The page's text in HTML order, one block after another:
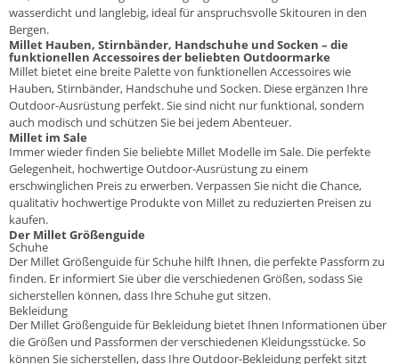
wasserdicht und langlebig, ideal für anspruchsvolle Skitouren in den
Bergen.
Millet Hauben, Stirnbänder, Handschuhe und Socken – die
funktionellen Accessoires der beliebten Outdoormarke
Millet bietet eine breite Palette von funktionellen Accessoires wie
Hauben, Stirnbänder, Handschuhe und Socken. Diese ergänzen Ihre
Outdoor-Ausrüstung perfekt. Sie sind nicht nur funktional, sondern
auch modisch und schützen Sie bei jedem Abenteuer.
Millet im Sale
Immer wieder finden Sie beliebte Millet Modelle im Sale. Die perfekte
Gelegenheit, hochwertige Outdoor-Ausrüstung zu einem
erschwinglichen Preis zu erwerben. Verpassen Sie nicht die Chance,
qualitativ hochwertige Produkte von Millet zu reduzierten Preisen zu
kaufen.
Der Millet Größenguide
Schuhe
Der Millet Größenguide für Schuhe hilft Ihnen, die perfekte Passform zu
finden. Er informiert Sie über die verschiedenen Größen, sodass Sie
sicherstellen können, dass Ihre Schuhe gut sitzen.
Bekleidung
Der Millet Größenguide für Bekleidung bietet Ihnen Informationen über
die Größen und Passformen der verschiedenen Kleidungsstücke. So
können Sie sicherstellen, dass Ihre Outdoor-Bekleidung perfekt sitzt